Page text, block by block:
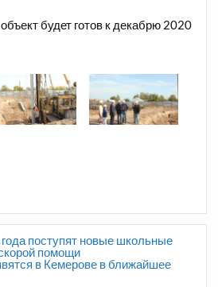
будет готов к декабрю 2020
поступят новые школьные
помощи
в Кемерове в ближайшее